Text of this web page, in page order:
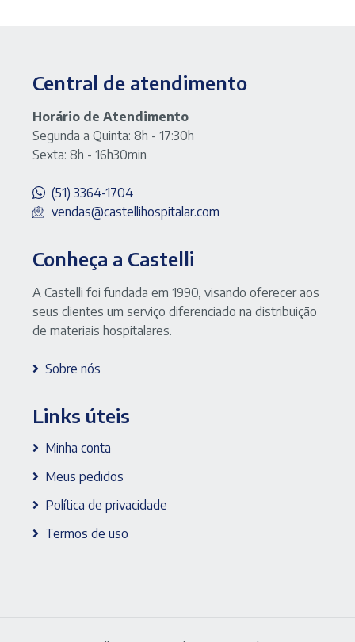
Central de atendimento
Horário de Atendimento
Segunda a Quinta: 8h - 17:30h
Sexta: 8h - 16h30min
(51) 3364-1704
vendas@castellihospitalar.com
Conheça a Castelli
A Castelli foi fundada em 1990, visando oferecer aos
seus clientes um serviço diferenciado na distribuição
de materiais hospitalares.
Sobre nós
Links úteis
Minha conta
Meus pedidos
Política de privacidade
Termos de uso